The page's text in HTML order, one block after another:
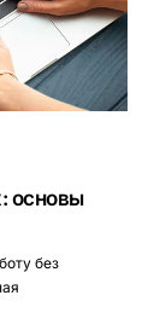
основы
без